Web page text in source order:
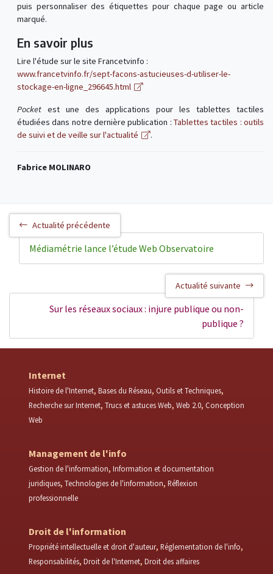
puis personnaliser des étiquettes pour chaque page ou article
marqué.
En savoir plus
Lire l'étude sur le site Francetvinfo :
www.francetvinfo.fr/sept-facons-astucieuses-d-utiliser-le-
stockage-en-ligne_296645.html
Pocket est une des applications pour les tablettes tactiles
étudiées dans notre dernière publication : Tablettes tactiles : outils
de suivi et de veille sur l'actualité
.
Fabrice MOLINARO
Actualité précédente
Médiamétrie lance l’étude Web Observatoire
Actualité suivante
Sur les réseaux sociaux : injure publique ou non-
publique ?
Internet
Histoire de l'Internet Bases du Réseau Outils et Techniques
Recherche sur Internet Trucs et astuces Web Web 2.0 Conception
Web
Management de l'info
Gestion de l'information Information et documentation
juridiques Technologies de l'information Réflexion
professionnelle
Droit de l'information
Propriété intellectuelle et droit d'auteur Réglementation de l'info
Responsabilités Droit de l'Internet Droit des affaires